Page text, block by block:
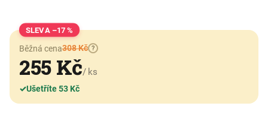
–17 %
Běžná cena308 Kč ?
255 Kč/ ks
✓Ušetříte 53 Kč